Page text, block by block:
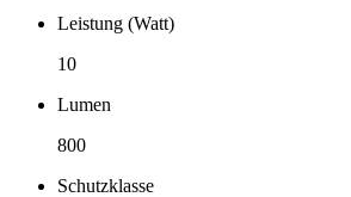
Leistung (Watt)
10
Lumen
800
Schutzklasse